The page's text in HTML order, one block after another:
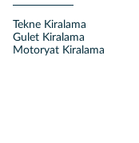
Tekne Kiralama
Gulet Kiralama
Motoryat Kiralama